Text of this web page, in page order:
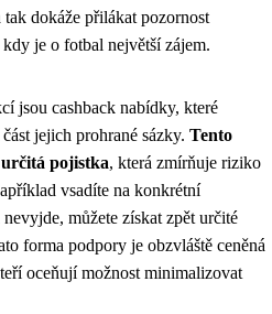
dokáže přilákat pozornost
je o fotbal největší zájem.
jsou cashback nabídky, které
jejich prohrané sázky. Tento
pojistka, která zmírňuje riziko
vsadíte na konkrétní
můžete získat zpět určité
forma podpory je obzvláště ceněná
oceňují možnost minimalizovat